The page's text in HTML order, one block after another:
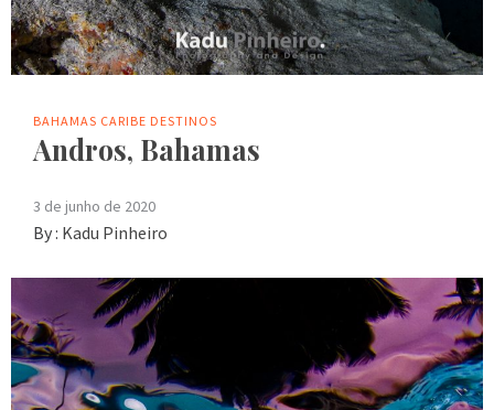
BAHAMAS CARIBE DESTINOS
Andros, Bahamas
3 de junho de 2020
By : Kadu Pinheiro